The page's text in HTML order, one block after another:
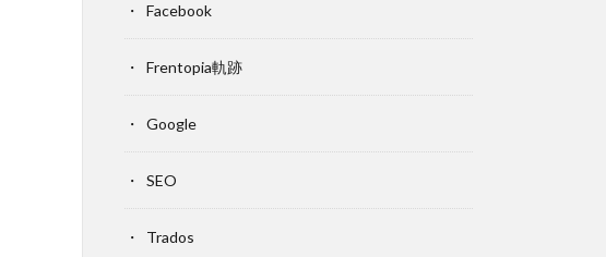
Facebook
Frentopia軌跡
Google
SEO
Trados